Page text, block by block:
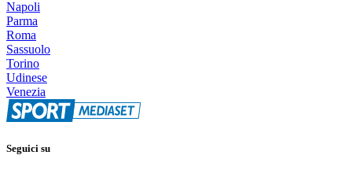
Napoli
Parma
Roma
Sassuolo
Torino
Udinese
Venezia
Seguici su